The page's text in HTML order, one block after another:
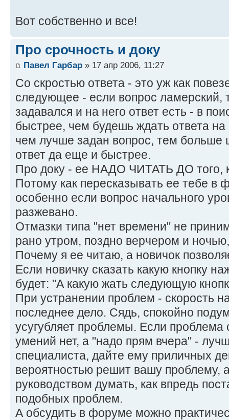
Вот собственно и все!
Про срочность и доку
Павел Гарбар » 17 апр 2006, 11:27
Со скростью ответа - это уж как
следующее - если вопрос ламерский,
задавался и на него ответ есть - в
быстрее, чем будешь ждать ответа
чем лучше задан вопрос, тем больше
ответ да еще и быстрее.
Про доку - ее НАДО ЧИТАТЬ ДО того,
Потому как пересказывать ее тебе в
особенно если вопрос начального
разжевано.
Отмазки типа "нет времени" не
рано утром, поздно верчером и
Почему я ее читаю, а новичок
Если новичку сказать какую кнопку
будет: "А какую жать следующую
При устранении проблем - скорость
последнее дело. Сядь, спокойно
усугубляет проблемы. Если проблема
умений нет, а "надо прям вчера" -
специалиста, дайте ему приличных
вероятностью решит вашу проблему,
руководством думать, как впредь
подобных проблем.
А обсудить в форуме можно